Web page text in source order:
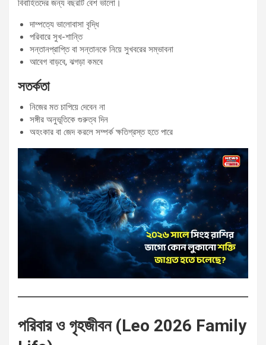
বিবাহিতদের জন্য বছরটি বেশ ভালো।
দাম্পত্যে ভালোবাসা বৃদ্ধি
পরিবারে সুখ-শান্তি
সন্তানপ্রাপ্তি বা সন্তানকে নিয়ে সুখবরের সম্ভাবনা
আবেগ বাড়বে, ঝগড়া কমবে
সতর্কতা
নিজের মত চাপিয়ে দেবেন না
সঙ্গীর অনুভূতিকে গুরুত্ব দিন
অহংকার বা জেদ করলে সম্পর্ক ক্ষতিগ্রস্ত হতে পারে
পরিবার ও গৃহজীবন (Leo 2026 Family